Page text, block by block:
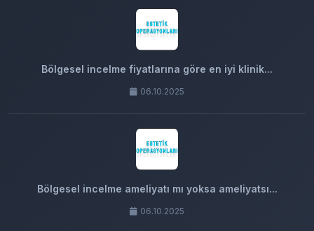
Bölgesel incelme fiyatlarına göre en iyi klinik...
06.10.2025
Bölgesel incelme ameliyatı mı yoksa ameliyatsı...
06.10.2025